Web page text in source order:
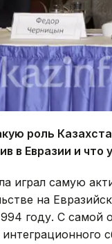
роль
в Евразии и
играл самую
на
году. С самой